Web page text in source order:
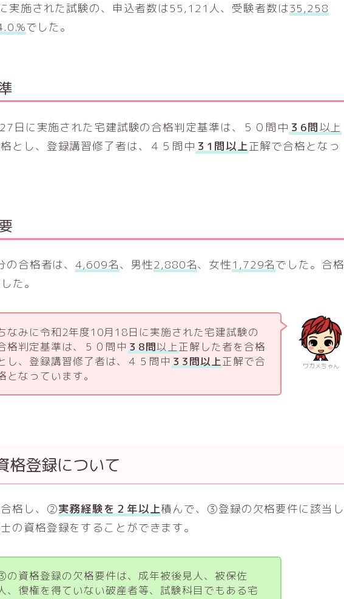
実施された試験の、申込者数は55,121人、受験者数は35,258
でした。
日に実施された宅建試験の合格判定基準は、５０問中 ３6問以上
とし、登録講習修了者は、４５問中 ３1問以上正解で合格となっ
の合格者は、4,609名、男性2,880名、女性1,729名でした。合格
た。
ワカメちゃん
なみに令和2年度10月18日に実施された宅建試験の
格判定基準は、５０問中 ３8問以上正解した者を合格
し、登録講習修了者は、４５問中 ３3問以上正解で合
となっています。
格登録について
格し、②実務経験を２年以上積んで、③登録の欠格要件に該当し
の資格登録をすることができます。
の資格登録の欠格要件は、成年被後見人、被保佐
、復権を得ていない破産者等、試験科目でもある宅